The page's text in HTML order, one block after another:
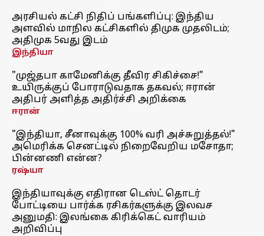
அரசியல் கட்சி நிதிப் பங்களிப்பு: இந்திய
அளவில் மாநில கட்சிகளில் திமுக முதலிடம்;
அதிமுக 5வது இடம்
இந்தியா
"முஜ்தபா காமேனிக்கு தீவிர சிகிச்சை!"
உயிருக்குப் போராடுவதாக தகவல்; ஈரான்
அதிபர் அளித்த அதிர்ச்சி அறிக்கை
ஈரான்
"இந்தியா, சீனாவுக்கு 100% வரி அச்சுறுத்தல்!"
அமெரிக்க செனட்டில் நிறைவேறிய மசோதா;
பின்னணி என்ன?
ரஷ்யா
இந்தியாவுக்கு எதிரான டெஸ்ட் தொடர்
போட்டியை பார்க்க ரசிகர்களுக்கு இலவச
அனுமதி: இலங்கை கிரிக்கெட் வாரியம்
அறிவிப்பு